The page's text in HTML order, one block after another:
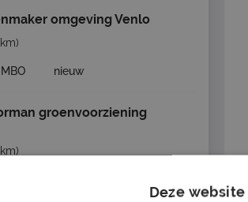
omgeving Venlo
MBO nieuw
groenvoorziening
Deze